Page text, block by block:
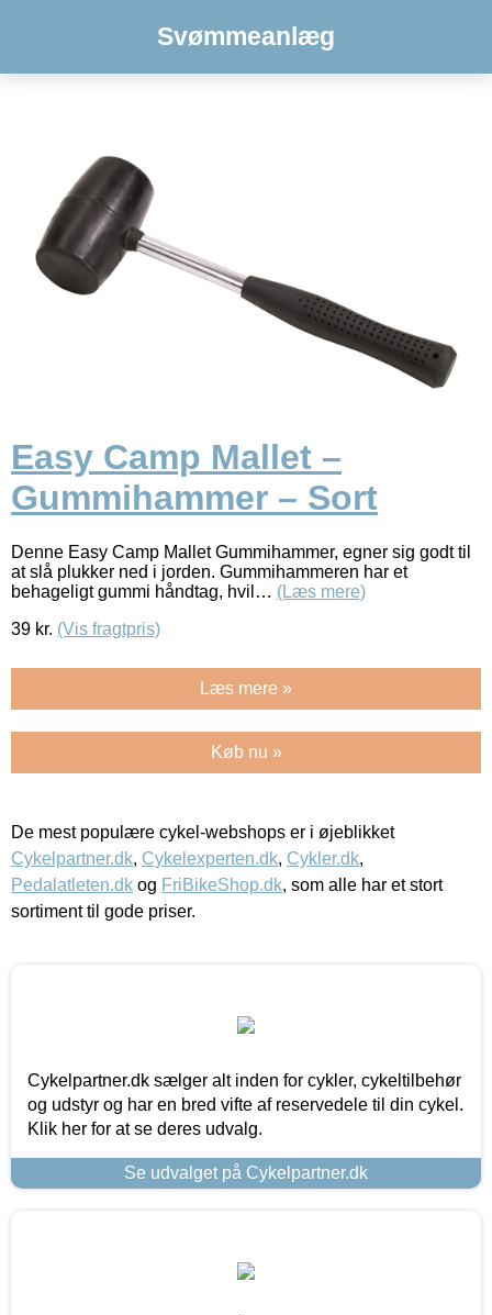
Svømmeanlæg
Easy Camp Mallet –
Gummihammer – Sort
Denne Easy Camp Mallet Gummihammer, egner sig godt til
at slå plukker ned i jorden. Gummihammeren har et
behageligt gummi håndtag, hvil… (Læs mere)
39 kr. (Vis fragtpris)
Læs mere »
Køb nu »
De mest populære cykel-webshops er i øjeblikket
Cykelpartner.dk, Cykelexperten.dk, Cykler.dk,
Pedalatleten.dk og FriBikeShop.dk, som alle har et stort
sortiment til gode priser.
Cykelpartner.dk sælger alt inden for cykler, cykeltilbehør
og udstyr og har en bred vifte af reservedele til din cykel.
Klik her for at se deres udvalg.
Se udvalget på Cykelpartner.dk